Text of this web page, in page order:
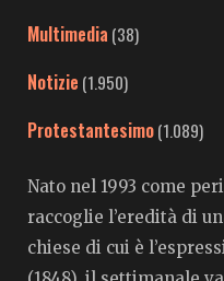
Multimedia (38)
Notizie (1.950)
Protestantesimo(1.089)
Nato nel 1993 come
raccoglie l’eredità di
chiese di cui è